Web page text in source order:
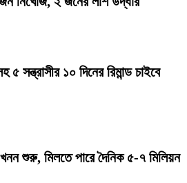
সন্ত্রাসীর ১০ দিনের রিমান্ড চাইবে
শুরু, মিলতে পারে দৈনিক ৫-৭ মিলিয়ন